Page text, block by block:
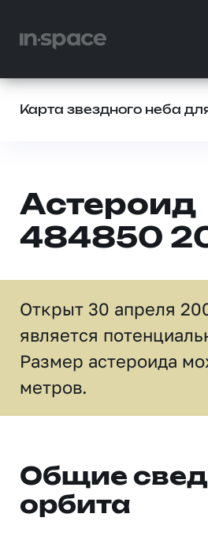
Карта звездного неба
Астероид
484850
Открыт 30 апреля
является
Размер астероида
метров.
Общие
орбита